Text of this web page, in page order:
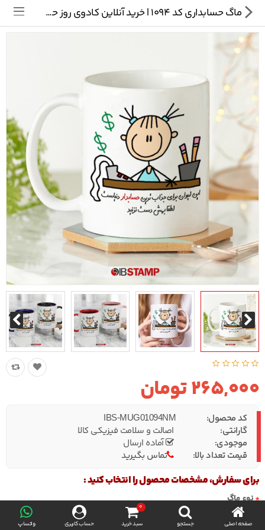
صفحه اصلی جستجو
0
سبد خرید
حساب کاربری واتساپ
ماگ حسابداری کد 1094 | خرید آنلاین کادوی روز حسابدار
265,000 تومان
کد محصول: IBS-MUG01094NM
گارانتی:
اصالت و سلامت فیزیکی کالا
موجودی:
آماده ارسال
قیمت تعداد بالا:
تماس بگیرید
برای سفارش، مشخصات محصول را انتخاب کنید :
نوع ماگ
تی شرت
ماگ
پیکسل
سایر محصولات
پیج ما در اینستاگرام سوالات متداول